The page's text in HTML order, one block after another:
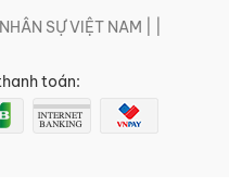
SỰ VIỆT NAM | |
toán: